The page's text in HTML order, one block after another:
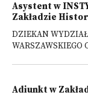
Asystent w
Zakładzie
DZIEKAN
WARSZAWSKIEGO
Adiunkt w